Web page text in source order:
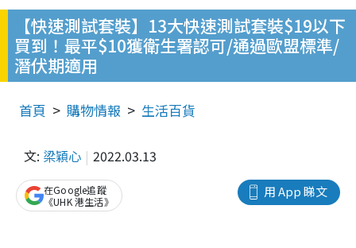
【快速測試套裝】13大快速測試套裝$19以下
買到！最平$10獲衛生署認可/通過歐盟標準/
潛伏期適用
首頁 購物情報 生活百貨
文: 梁穎心 2022.03.13
用 App 睇文
在Google追蹤
《UHK 港生活》